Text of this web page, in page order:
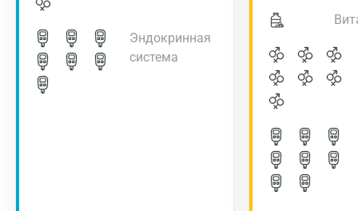
Эндокринная
система